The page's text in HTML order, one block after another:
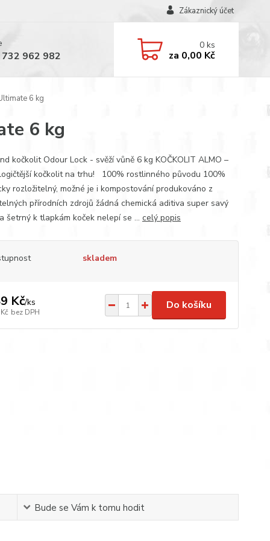
Zákaznický účet
962 982
0ks
za 0,00 Kč
6 kg
6 kg
kočkolit Odour Lock - svěží vůně 6 kg KOČKOLIT ALMO –
kočkolit na trhu! 100% rostlinného původu 100%
rozložitelný, možné je i kompostování produkováno z
přírodních zdrojů žádná chemická aditiva super savý
šetrný k tlapkám koček nelepí se ... celý popis
skladem
Kč/ks
bez DPH
Do košíku
Bude se Vám k tomu hodit